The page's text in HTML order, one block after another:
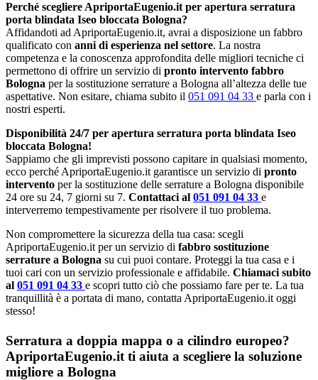
Perché scegliere ApriportaEugenio.it per apertura serratura
porta blindata Iseo bloccata Bologna?
Affidandoti ad ApriportaEugenio.it, avrai a disposizione un fabbro
qualificato con anni di esperienza nel settore. La nostra
competenza e la conoscenza approfondita delle migliori tecniche ci
permettono di offrire un servizio di pronto intervento fabbro
Bologna per la sostituzione serrature a Bologna all’altezza delle tue
aspettative. Non esitare, chiama subito il 051 091 04 33 e parla con i
nostri esperti.
Disponibilità 24/7 per apertura serratura porta blindata Iseo
bloccata Bologna!
Sappiamo che gli imprevisti possono capitare in qualsiasi momento,
ecco perché ApriportaEugenio.it garantisce un servizio di pronto
intervento per la sostituzione delle serrature a Bologna disponibile
24 ore su 24, 7 giorni su 7. Contattaci al 051 091 04 33 e
interverremo tempestivamente per risolvere il tuo problema.
Non compromettere la sicurezza della tua casa: scegli
ApriportaEugenio.it per un servizio di fabbro sostituzione
serrature a Bologna su cui puoi contare. Proteggi la tua casa e i
tuoi cari con un servizio professionale e affidabile. Chiamaci subito
al 051 091 04 33 e scopri tutto ciò che possiamo fare per te. La tua
tranquillità è a portata di mano, contatta ApriportaEugenio.it oggi
stesso!
Serratura a doppia mappa o a cilindro europeo?
ApriportaEugenio.it ti aiuta a scegliere la soluzione
migliore a Bologna